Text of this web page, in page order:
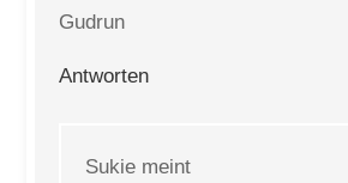
Gudrun
Antworten
Sukie meint